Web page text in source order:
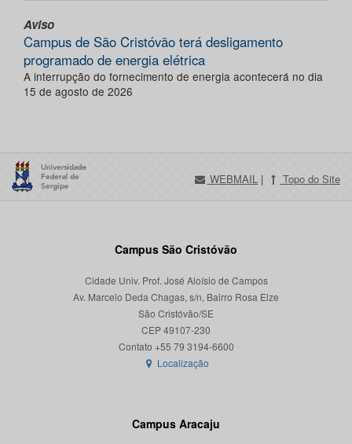
Aviso
Campus de São Cristóvão terá desligamento
programado de energia elétrica
A interrupção do fornecimento de energia acontecerá no dia
15 de agosto de 2026
WEBMAIL | Topo do Site
Campus São Cristóvão
Cidade Univ. Prof. José Aloísio de Campos
Av. Marcelo Deda Chagas, s/n, Bairro Rosa Elze
São Cristóvão/SE
CEP 49107-230
Localização
Campus Aracaju